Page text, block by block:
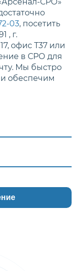
03, посетить
, г.
офис Т37 или
в СРО для
Мы быстро
обеспечим